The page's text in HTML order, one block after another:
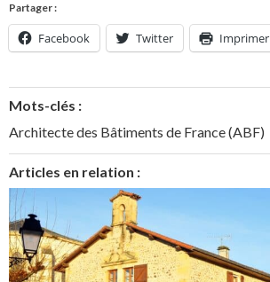
Partager :
Facebook Twitter Imprimer
Mots-clés :
Architecte des Bâtiments de France (ABF)
Articles en relation :